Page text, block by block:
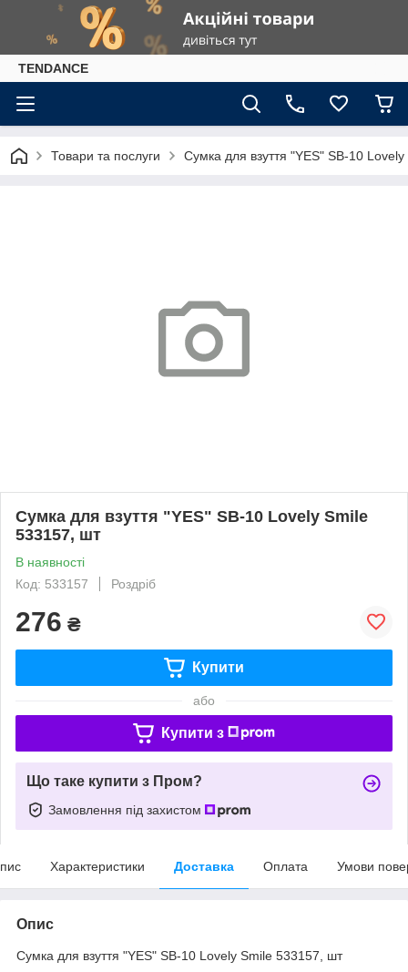
TENDANCE
Товари та послуги Сумка для взуття "YES" SB-10
Сумка для взуття "YES" SB-10 Lovely Smile
533157, шт
В наявності
Код: 533157
Роздріб
276 ₴
Купити
або
Купити з
Що таке купити з Пром?
Замовлення під захистом
Характеристики Доставка Оплата Умови
Опис
Сумка для взуття "YES" SB-10 Lovely Smile 533157, шт